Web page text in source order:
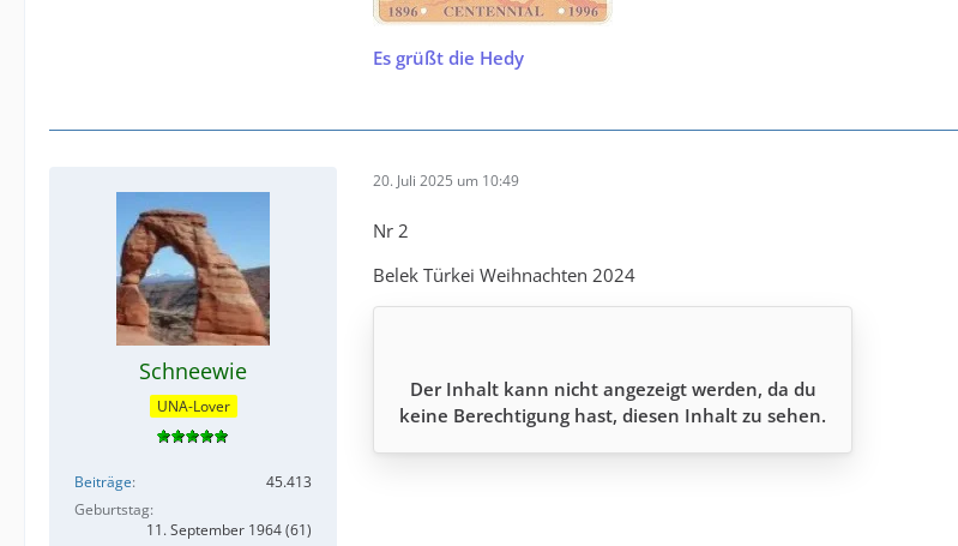
Es grüßt die Hedy
Schneewie
UNA-Lover
Beiträge
45.413
Geburtstag
11. September 1964 (61)
20. Juli 2025 um 10:49
Nr 2
Belek Türkei Weihnachten 2024
Der Inhalt kann nicht angezeigt werden, da du
keine Berechtigung hast, diesen Inhalt zu sehen.